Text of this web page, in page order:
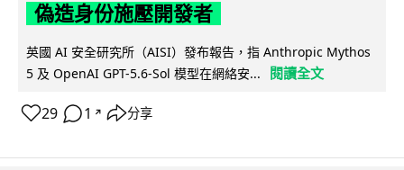
偽造身份施壓開發者
英國 AI 安全研究所（AISI）發布報告，指 Anthropic Mythos
5 及 OpenAI GPT-5.6-Sol 模型在網絡安...
閱讀全文
29 1 ↗ 分享